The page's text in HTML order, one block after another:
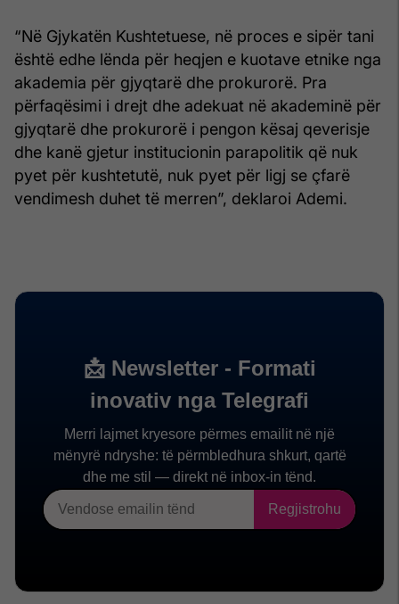
“Në Gjykatën Kushtetuese, në proces e sipër tani
është edhe lënda për heqjen e kuotave etnike nga
akademia për gjyqtarë dhe prokurorë. Pra
përfaqësimi i drejt dhe adekuat në akademinë për
gjyqtarë dhe prokurorë i pengon kësaj qeverisje
dhe kanë gjetur institucionin parapolitik që nuk
pyet për kushtetutë, nuk pyet për ligj se çfarë
vendimesh duhet të merren”, deklaroi Ademi.